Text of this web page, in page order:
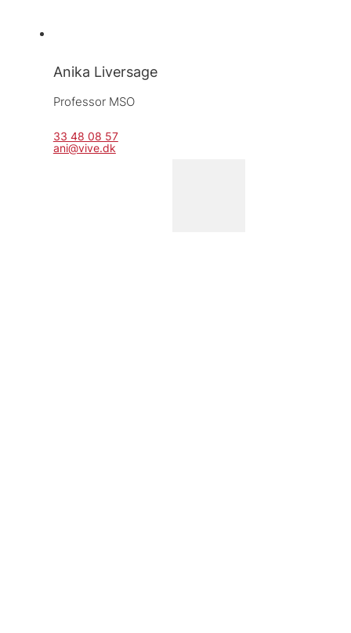
Anika Liversage
Professor MSO
33 48 08 57
ani@vive.dk